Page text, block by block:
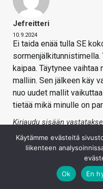
Jefreitteri
10.9.2024
Ei taida enää tulla SE
sormenjälkitunnistimella.
kaipaa. Täytynee vaihtaa
malliin. Sen jälkeen käy
nuo uudet mallit
tietää mikä minulle on
Kirjaudu sisään
Käytämme evästeitä
liikenteen
Ok
En